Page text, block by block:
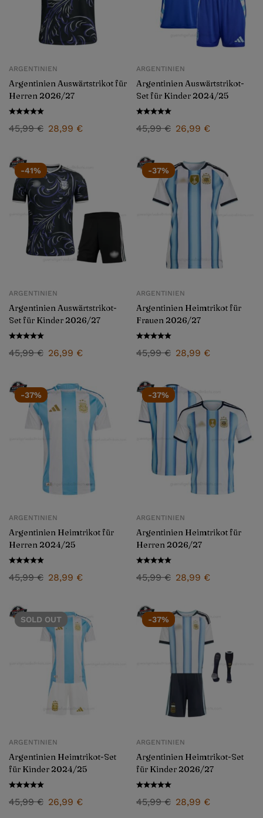
ARGENTINIEN
Argentinien Auswärtstrikot für
Herren 2026/27
45,99€ 28,99 €
ARGENTINIEN
Argentinien Auswärtstrikot-
Set für Kinder 2024/25
45,99€ 26,99 €
-41%
ARGENTINIEN
Argentinien Auswärtstrikot-
Set für Kinder 2026/27
45,99€ 26,99 €
-37%
ARGENTINIEN
Argentinien Heimtrikot für
Frauen 2026/27
45,99€ 28,99 €
-37%
ARGENTINIEN
Argentinien Heimtrikot für
Herren 2024/25
45,99€ 28,99 €
-37%
ARGENTINIEN
Argentinien Heimtrikot für
Herren 2026/27
45,99€ 28,99 €
SOLD OUT
ARGENTINIEN
Argentinien Heimtrikot-Set
für Kinder 2024/25
45,99€ 26,99 €
-37%
ARGENTINIEN
Argentinien Heimtrikot-Set
für Kinder 2026/27
45,99€ 28,99 €